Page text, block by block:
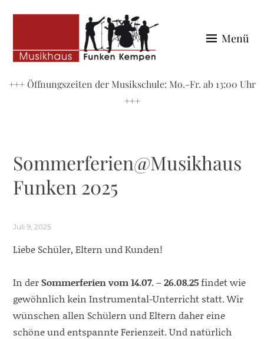
MUSIKHAUS FUNKEN
Menü
+++ Öffnungszeiten der Musikschule: Mo.-Fr. ab 13:00 Uhr
+++
Sommerferien@Musikhaus
Funken 2025
Juli 9, 2025
Liebe Schüler, Eltern und Kunden!
In derSommerferien vom 14.07. – 26.08.25findet wie
gewöhnlich kein Instrumental-Unterricht statt. Wir
wünschen allen Schülern und Eltern daher eine
schöne und entspannte Ferienzeit. Und natürlich